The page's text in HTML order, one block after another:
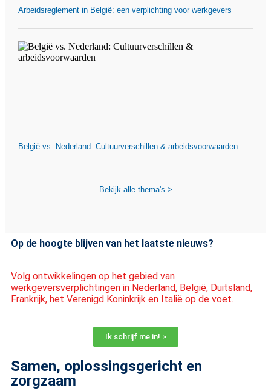
Arbeidsreglement in België: een verplichting voor werkgevers
België vs. Nederland: Cultuurverschillen & arbeidsvoorwaarden
Bekijk alle thema's >
Op de hoogte blijven van het laatste nieuws?
Volg ontwikkelingen op het gebied van
werkgeversverplichtingen in Nederland, België, Duitsland,
Frankrijk, het Verenigd Koninkrijk en Italië op de voet.
Ik schrijf me in! >
Samen, oplossingsgericht en
zorgzaam